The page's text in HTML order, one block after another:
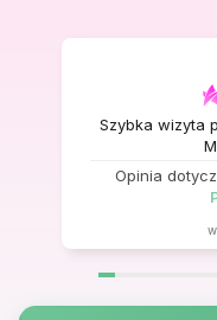
Szybka wizyta
Opinia